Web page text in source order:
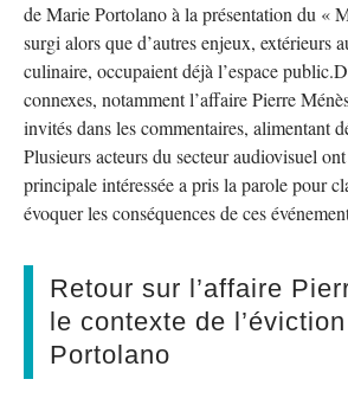
de Marie Portolano à la présentation du «
surgi alors que d’autres enjeux, extérieurs
culinaire, occupaient déjà l’espace
connexes, notamment l’affaire Pierre
invités dans les commentaires, alimentant
Plusieurs acteurs du secteur audiovisuel
principale intéressée a pris la parole pour
évoquer les conséquences de ces
Retour sur l’affaire
le contexte de
Portolano